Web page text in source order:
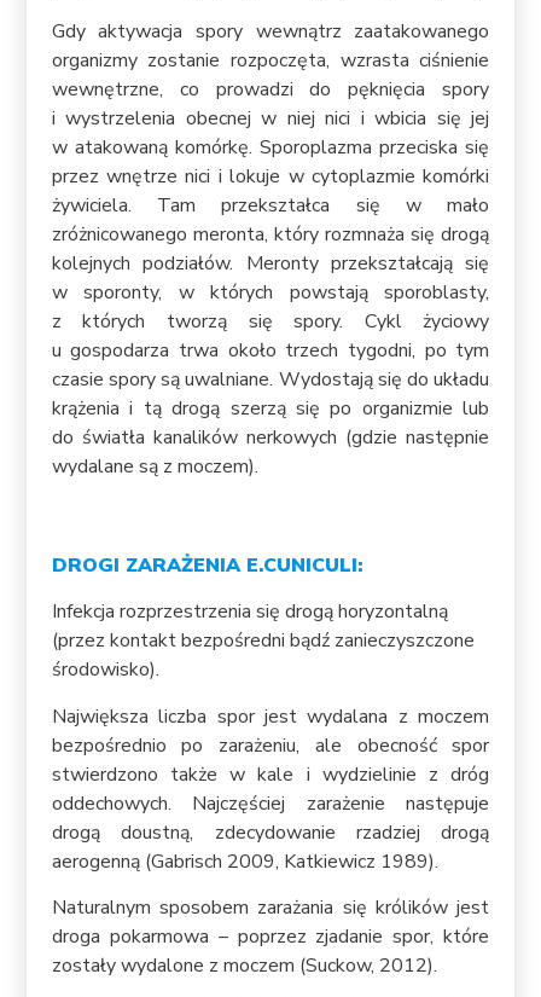
Gdy aktywacja spory wewnątrz zaatakowanego
organizmy zostanie rozpoczęta, wzrasta ciśnienie
wewnętrzne, co prowadzi do pęknięcia spory
i wystrzelenia obecnej w niej nici i wbicia się jej
w atakowaną komórkę. Sporoplazma przeciska się
przez wnętrze nici i lokuje w cytoplazmie komórki
żywiciela. Tam przekształca się w mało
zróżnicowanego meronta, który rozmnaża się drogą
kolejnych podziałów. Meronty przekształcają się
w sporonty, w których powstają sporoblasty,
z których tworzą się spory. Cykl życiowy
u gospodarza trwa około trzech tygodni, po tym
czasie spory są uwalniane. Wydostają się do układu
krążenia i tą drogą szerzą się po organizmie lub
do światła kanalików nerkowych (gdzie następnie
wydalane są z moczem).
DROGI ZARAŻENIA E.CUNICULI:
Infekcja rozprzestrzenia się drogą horyzontalną
(przez kontakt bezpośredni bądź zanieczyszczone
środowisko).
Największa liczba spor jest wydalana z moczem
bezpośrednio po zarażeniu, ale obecność spor
stwierdzono także w kale i wydzielinie z dróg
oddechowych. Najczęściej zarażenie następuje
drogą doustną, zdecydowanie rzadziej drogą
aerogenną (Gabrisch 2009, Katkiewicz 1989).
Naturalnym sposobem zarażania się królików jest
droga pokarmowa – poprzez zjadanie spor, które
zostały wydalone z moczem (Suckow, 2012).